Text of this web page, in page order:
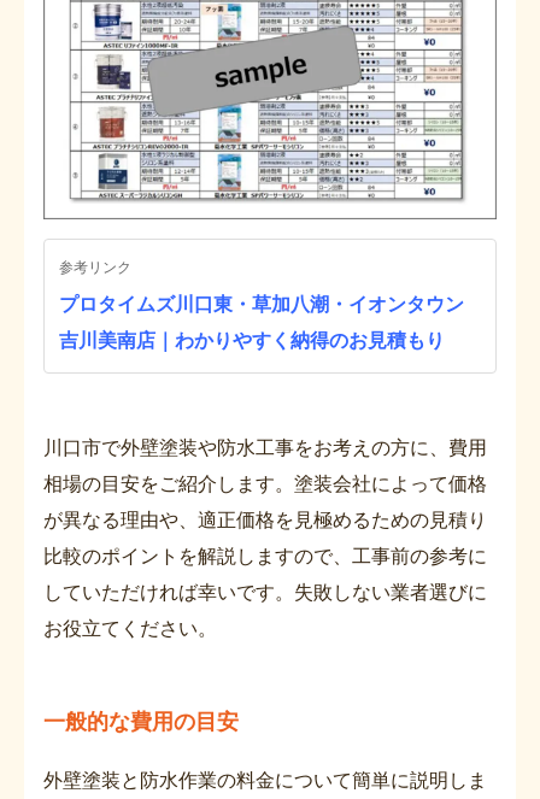
参考リンク
プロタイムズ川口東・草加八潮・イオンタウン
吉川美南店｜わかりやすく納得のお見積もり
川口市で外壁塗装や防水工事をお考えの方に、費用
相場の目安をご紹介します。塗装会社によって価格
が異なる理由や、適正価格を見極めるための見積り
比較のポイントを解説しますので、工事前の参考に
していただければ幸いです。失敗しない業者選びに
お役立てください。
一般的な費用の目安
外壁塗装と防水作業の料金について簡単に説明しま